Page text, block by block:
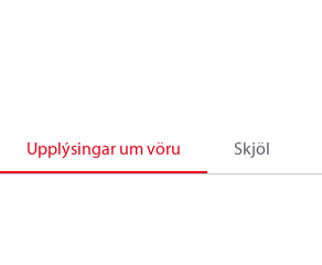
Upplýsingar um vöru Skjöl